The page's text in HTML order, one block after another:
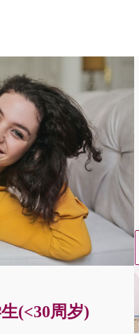
(<30周岁)